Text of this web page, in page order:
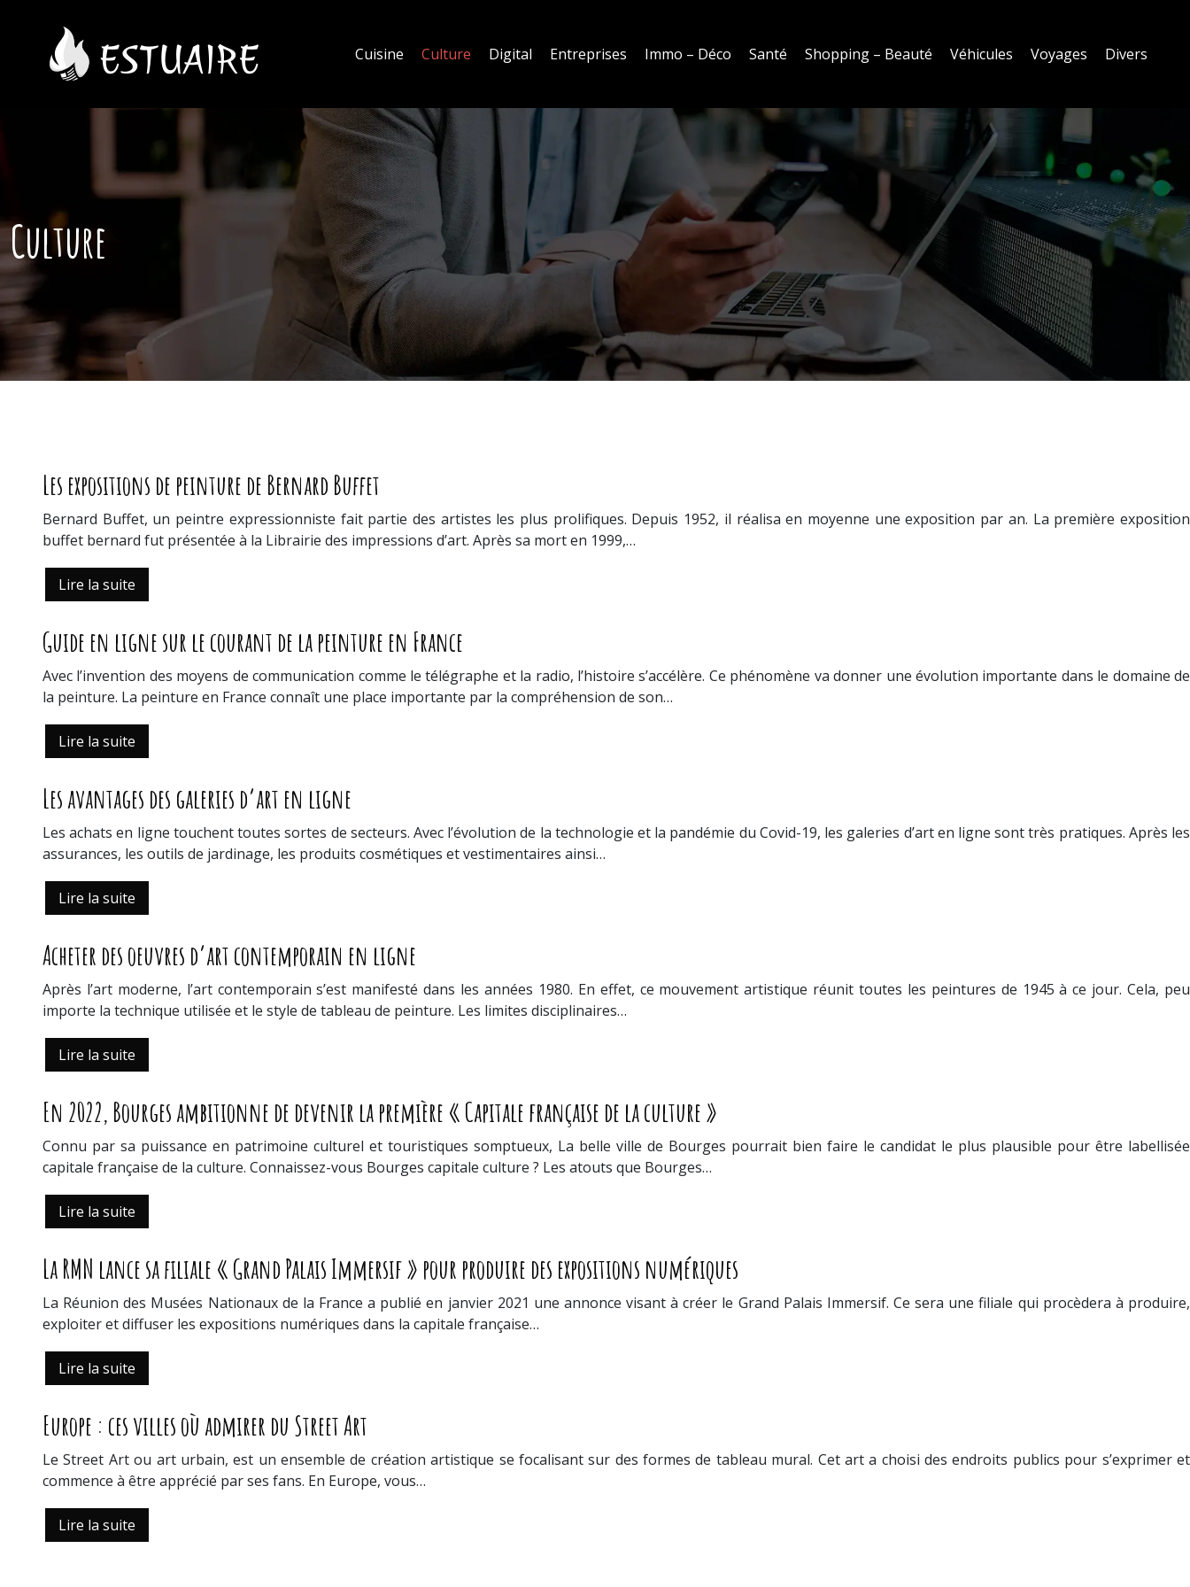
Cuisine Culture Digital Entreprises Immo – Déco Santé Shopping – Beauté Véhicules Voyages Divers
Culture
Les expositions de peinture de Bernard Buffet
Bernard Buffet, un peintre expressionniste fait partie des artistes les plus prolifiques. Depuis 1952, il réalisa en moyenne une exposition par an. La première exposition
buffet bernard fut présentée à la Librairie des impressions d’art. Après sa mort en 1999,…
Lire la suite
Guide en ligne sur le courant de la peinture en France
Avec l’invention des moyens de communication comme le télégraphe et la radio, l’histoire s’accélère. Ce phénomène va donner une évolution importante dans le domaine de
la peinture. La peinture en France connaît une place importante par la compréhension de son…
Lire la suite
Les avantages des galeries d’art en ligne
Les achats en ligne touchent toutes sortes de secteurs. Avec l’évolution de la technologie et la pandémie du Covid-19, les galeries d’art en ligne sont très pratiques. Après les
assurances, les outils de jardinage, les produits cosmétiques et vestimentaires ainsi…
Lire la suite
Acheter des oeuvres d’art contemporain en ligne
Après l’art moderne, l’art contemporain s’est manifesté dans les années 1980. En effet, ce mouvement artistique réunit toutes les peintures de 1945 à ce jour. Cela, peu
importe la technique utilisée et le style de tableau de peinture. Les limites disciplinaires…
Lire la suite
En 2022, Bourges ambitionne de devenir la première « Capitale française de la culture »
Connu par sa puissance en patrimoine culturel et touristiques somptueux, La belle ville de Bourges pourrait bien faire le candidat le plus plausible pour être labellisée
capitale française de la culture. Connaissez-vous Bourges capitale culture ? Les atouts que Bourges…
Lire la suite
La RMN lance sa filiale « Grand Palais Immersif » pour produire des expositions numériques
La Réunion des Musées Nationaux de la France a publié en janvier 2021 une annonce visant à créer le Grand Palais Immersif. Ce sera une filiale qui procèdera à produire,
exploiter et diffuser les expositions numériques dans la capitale française…
Lire la suite
Europe : ces villes où admirer du Street Art
Le Street Art ou art urbain, est un ensemble de création artistique se focalisant sur des formes de tableau mural. Cet art a choisi des endroits publics pour s’exprimer et
commence à être apprécié par ses fans. En Europe, vous…
Lire la suite